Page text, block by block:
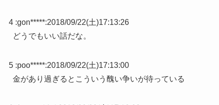
4 :gon*****:2018/09/22(土)17:13:26
どうでもいい話だな。
5 :poo*****:2018/09/22(土)17:13:00
金があり過ぎるとこういう醜い争いが待っている